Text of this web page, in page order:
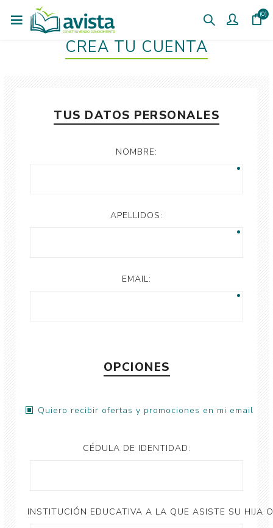
(0)
CREÁ TU CUENTA
TUS DATOS PERSONALES
NOMBRE:
APELLIDOS:
EMAIL:
OPCIONES
Quiero recibir ofertas y promociones en mi email
CÉDULA DE IDENTIDAD:
INSTITUCIÓN EDUCATIVA A LA QUE ASISTE SU HIJA